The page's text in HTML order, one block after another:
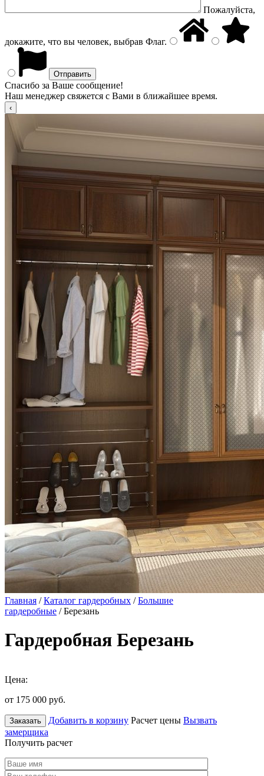
Пожалуйста,
докажите, что вы человек, выбрав Флаг.
Спасибо за Ваше сообщение!
Наш менеджер свяжется с Вами в ближайшее время.
Главная /Каталог гардеробных /Большие
гардеробные / Березань
Гардеробная Березань
Цена:
от 175 000 руб.
Заказать Добавить в корзину Расчет цены Вызвать
замерщика
Получить расчет